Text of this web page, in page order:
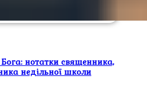
нотатки священника,
недільної школи